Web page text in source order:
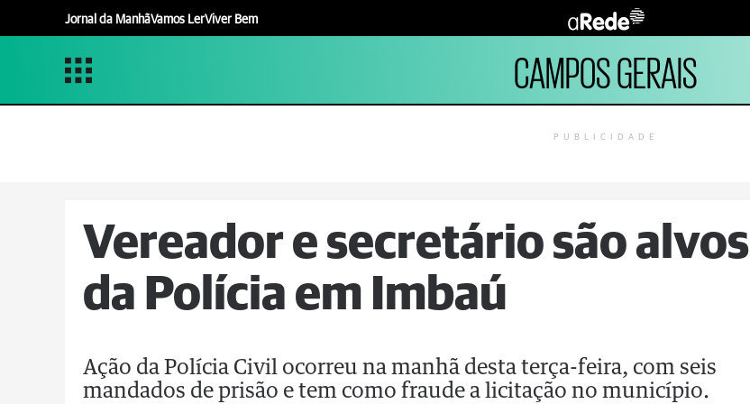
Jornal da ManhãVamos LerViver Bem
CAMPOS GERAIS
PUBLICIDADE
Vereador e secretário são alvos
da Polícia em Imbaú
Ação da Polícia Civil ocorreu na manhã desta terça-feira, com seis
mandados de prisão e tem como fraude a licitação no município.